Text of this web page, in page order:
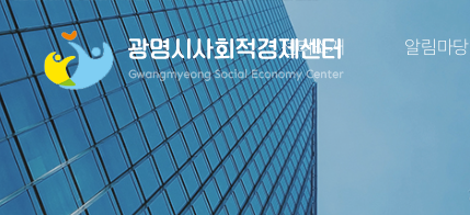
센터소개 알림마당